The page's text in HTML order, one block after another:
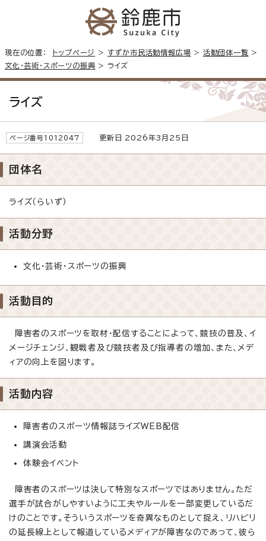
現在の位置： トップページ > すずか市民活動情報広場 > 活動団体一覧 >
文化・芸術・スポーツの振興 > ライズ
ライズ
ページ番号1012047 更新日 2026年3月25日
団体名
ライズ（らいず）
活動分野
文化・芸術・スポーツの振興
活動目的
障害者のスポーツを取材・配信することによって、競技の普及、イ
メージチェンジ、観戦者及び競技者及び指導者の増加、また、メデ
ィアの向上を図ります。
活動内容
障害者のスポーツ情報誌ライズWEB配信
講演会活動
体験会イベント
障害者のスポーツは決して特別なスポーツではありません。ただ
選手が試合がしやすいように工夫やルールを一部変更しているだ
けのことです。そういうスポーツを奇異なものとして捉え、リハビリ
の延長線上として報道しているメディアが障害なのであって、彼ら